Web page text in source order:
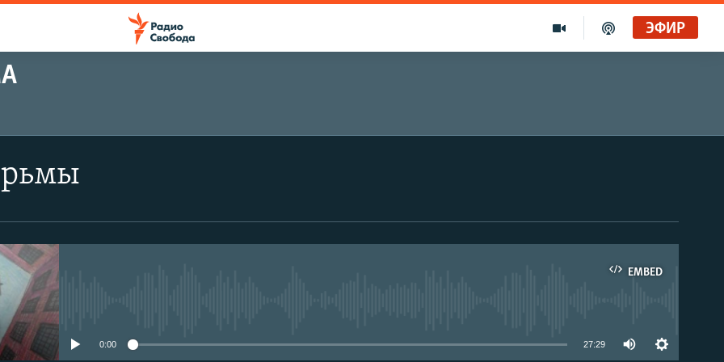
ЭФИР
EMBED
0:00 27:29